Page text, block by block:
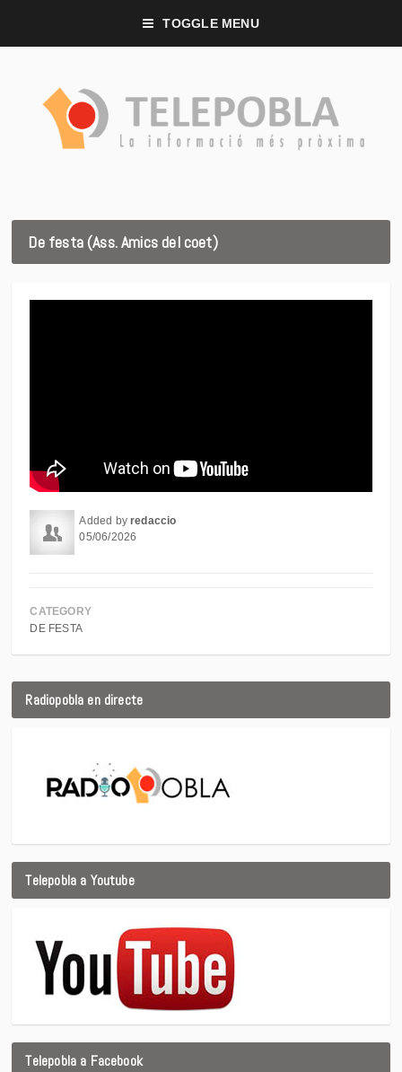
TOGGLE MENU
De festa (Ass. Amics del coet)
Added byredaccio
05/06/2026
CATEGORY
DE FESTA
Radiopobla en directe
Telepobla a Youtube
Telepobla a Facebook